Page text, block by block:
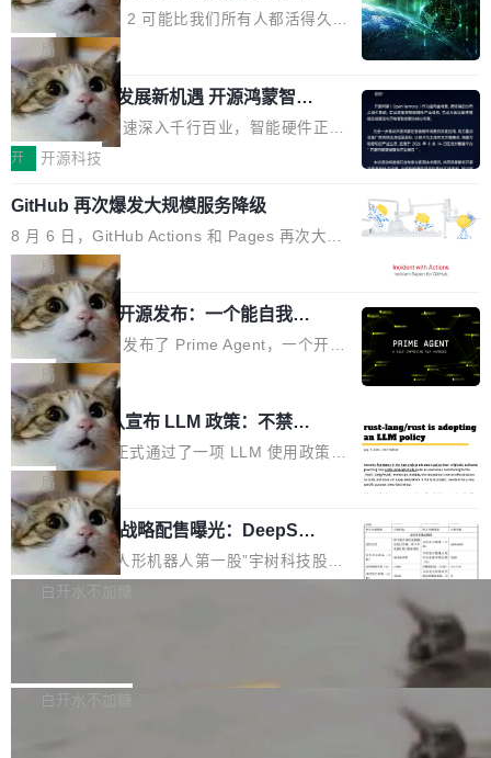
巧机身有效提升市面主流标准A...
的同时,服务商的竞争逻辑正在改变。2026年Top
Agency年度合辑的观察指出,“产品”这个离消费
者最近的载体,在整个品牌营销层面的权重显著变
高了。全域营销服务商的竞争正在从规模转向深
度,案例厚度、全域覆盖、多线协同...
话，他是说出了一个圈内人尽皆知但很少公开捅
破的事实。 Jordan 随后补充了一句软化声明：
「我不认为这些会议上大部分论文都在过度宣传
或造假。问题是，作为读者，如果你筛选出那些
看起来最令人兴奋的论文，那它们大部分都是过
度宣传的。」 这才是真正的痛点。不是所有论文
都有问题，是最吸引眼球的那批论文最有问题。
他引用的帖子来自 Mathew Shen，一位 ICLR 2
026 的读者：「看了篇 ...
3 开源项目
Flash Attention 2 可能比我们所有人都活得久。
这句话不是来自某个技术博客，而是出自 Hieu
Pham 的一条推文。Hieu Pham 是谁？他是 xAI
的早期工程师之一，在 Grok 训练基础设施团队
工作过。近日他在 X 上发了一条帖子，列出了他
认为现代 AI 领域最重要的三个开源项目。 第一
理由很具体。FA 系列不需要解释，但 FA2 是他
认为最重要的一个——复杂度恰到好处，刚好能
驱动你去学 CuTe，但还没被那些"邪恶的" Hopp
er++ 优化所淹没，足够容易修改和适配。 更关
键的是 FA2 的持久性...
局
共商智能硬件发展新机遇 开源鸿蒙智能
硬件开发者日杭州站即将举行
随着万物智联加速深入千行百业，智能硬件正从
单点设备迈向智能化、网联化、协同化发展。作
鸿蒙通过统一技术底座和分布式能力，为不同类
型智能设备的开发、连接与互联提供关键支撑，
也为产业链企业探索产品创新与商业增长打开新
的空间。 8月14日，开源鸿蒙智能硬件开发者日
（OHDD：OpenHarmony Hardware Develope
r Day）将在杭州启航。活动面向智能硬件产业
链企业和开发者，邀请行业专家与资深技术顾
问，围绕开源鸿蒙技术能力、设备适配、芯片适
配、功耗与稳定性调优、兼容性测评及统一互联
等内容展开系统讲解和实战交流，帮助企业进一
步了解开源鸿蒙在智能...
开 开源科技
GitHub 再次爆发大规模服务降级
8 月 6 日，GitHub Actions 和 Pages 再次大规
模服务降级，Actions 完全不可用超过 5 小时，
webhook 停发，连自托管 runner 也因调度层故
障无法工作。Pages、Copilot code review、C
opilot coding agent 全部受影响。从检测到完全
恢复，大约 12 小时。 这是 2026 年 8 月的第六
起事故，其中四起与 AI/Copilot 服务相关。 Git
Hub 员工 kdaigle 在 HN 讨论中贴出了一组数
据：2025 年全年 10 亿次 commit。现在，每周
2.75 亿次，全年预计 140 亿次。GitHub...
局
Prime Agent 开源发布：一个能自我改
进的编程 Agent，ARC-AGI 3 超越人类
专家基线
Prime Intellect 发布了 Prime Agent，一个开源
的编程 Agent Harness，核心设计围绕两个抽
象：Recursive Language Model（RLM）和 C
ontinual Harness。在 ARC-AGI 3 基准测试
上，Prime Agent + Opus 5 的组合达到了 95.
5% RHAE Best@1，超过了 ARC 报告的人类专
家基线 95.4%。 不是又一个 coding agent 包装
器 Prime Agent 的架构和市面上大多数 coding
agent 有本质区别。大多数 agent harness 的设
计是基于早期模型的能力—...
局
Rust 项目团队宣布 LLM 政策：不禁
止，但你要承认哪些代码不是你写的
Rust 语言项目正式通过了一项 LLM 使用政策，
覆盖 rust-lang/rust 单一仓库的代码贡献。这不
是项目级别的官方立场，目前由五个团队采纳，
但它可能是主流开源项目中关于 AI 辅助贡献最
细致的一份规则。 政策的核心只有一句话：LLM
可以用来分析、提炼、审阅、建议，但不能用来
不得生成涉及安全性的关键变更，除非作者本身
局
宇树科技 IPO 战略配售曝光：DeepSe
ek 获配 93.3 万股，锁定 36 个月
8月6日晚间，“人形机器人第一股”宇树科技股份
有限公司披露IPO发行价格及战略配售结果，杭
36个月。 公告显示，本次宇树科技战略配售对
白开水不加糖
Bug fixes and enhancements 修复多次传递同
白开水不加糖